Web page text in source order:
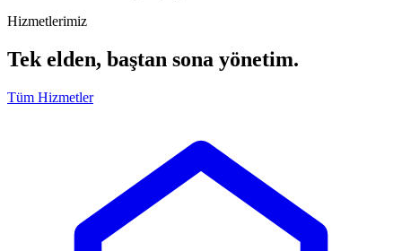
Hizmetlerimiz
Tek elden, baştan sona yönetim.
Tüm Hizmetler